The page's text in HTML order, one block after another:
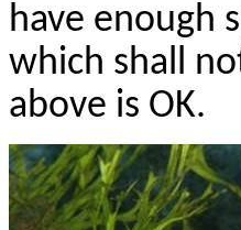
have enough
which shall
above is OK.